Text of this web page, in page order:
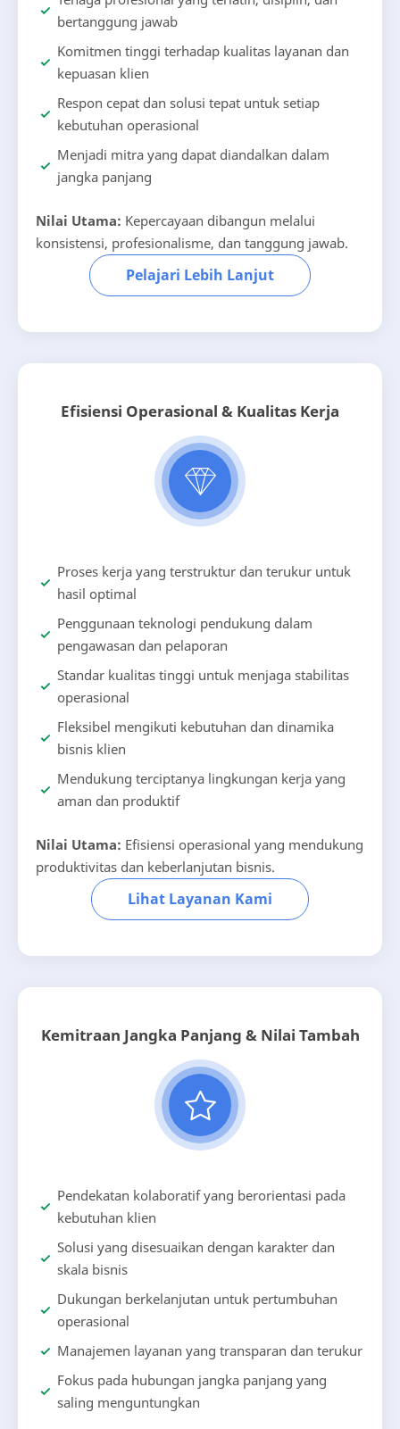
bertanggung jawab
Komitmen tinggi terhadap kualitas layanan dan
kepuasan klien
Respon cepat dan solusi tepat untuk setiap
kebutuhan operasional
Menjadi mitra yang dapat diandalkan dalam
jangka panjang
Nilai Utama: Kepercayaan dibangun melalui
konsistensi, profesionalisme, dan tanggung jawab.
Pelajari Lebih Lanjut
Efisiensi Operasional & Kualitas Kerja
Proses kerja yang terstruktur dan terukur untuk
hasil optimal
Penggunaan teknologi pendukung dalam
pengawasan dan pelaporan
Standar kualitas tinggi untuk menjaga stabilitas
operasional
Fleksibel mengikuti kebutuhan dan dinamika
bisnis klien
Mendukung terciptanya lingkungan kerja yang
aman dan produktif
Nilai Utama: Efisiensi operasional yang mendukung
produktivitas dan keberlanjutan bisnis.
Lihat Layanan Kami
Kemitraan Jangka Panjang & Nilai Tambah
Pendekatan kolaboratif yang berorientasi pada
kebutuhan klien
Solusi yang disesuaikan dengan karakter dan
skala bisnis
Dukungan berkelanjutan untuk pertumbuhan
operasional
Manajemen layanan yang transparan dan terukur
Fokus pada hubungan jangka panjang yang
saling menguntungkan